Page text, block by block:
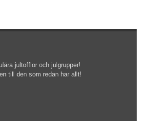
jultofflor och julgrupper!
till den som redan har allt!